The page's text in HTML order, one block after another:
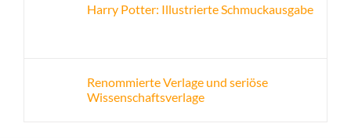
Harry Potter: Illustrierte Schmuckausgabe
Renommierte Verlage und seriöse
Wissenschaftsverlage